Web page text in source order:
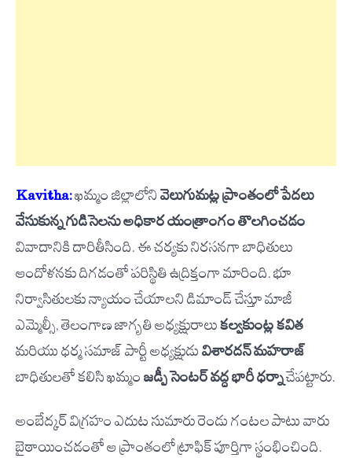
Kavitha:ఖమ్మం జిల్లాలోని వెలుగుమట్ల ప్రాంతంలో పేదలు
వేసుకున్న గుడిసెలను అధికార యంత్రాంగం తొలగించడం
వివాదానికి దారితీసింది. ఈ చర్యకు నిరసనగా బాధితులు
ఆందోళనకు దిగడంతో పరిస్థితి ఉద్రిక్తంగా మారింది. భూ
నిర్వాసితులకు న్యాయం చేయాలని డిమాండ్ చేస్తూ మాజీ
ఎమ్మెల్సీ, తెలంగాణ జాగృతి అధ్యక్షురాలుకల్వకుంట్ల కవిత
మరియు ధర్మ సమాజ్ పార్టీ అధ్యక్షుడు విశారదన్ మహరాజ్
బాధితులతో కలిసి ఖమ్మం జడ్పీ సెంటర్ వద్ద భారీ ధర్నాచేపట్టారు.
అంబేద్కర్ విగ్రహం ఎదుట సుమారు రెండు గంటల పాటు వారు
బైఠాయించడంతో ఆ ప్రాంతంలో ట్రాఫిక్ పూర్తిగా స్థంభించింది.